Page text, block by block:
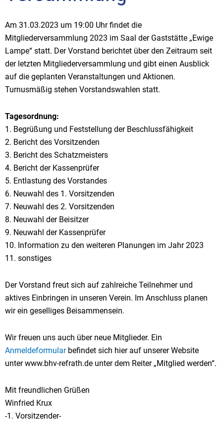
Am 31.03.2023 um 19:00 Uhr findet die
Mitgliederversammlung 2023 im Saal der Gaststätte „Ewige
Lampe“ statt. Der Vorstand berichtet über den Zeitraum seit
der letzten Mitgliederversammlung und gibt einen Ausblick
auf die geplanten Veranstaltungen und Aktionen.
Turnusmäßig stehen Vorstandswahlen statt.
Tagesordnung:
1. Begrüßung und Feststellung der Beschlussfähigkeit
2. Bericht des Vorsitzenden
3. Bericht des Schatzmeisters
4. Bericht der Kassenprüfer
5. Entlastung des Vorstandes
6. Neuwahl des 1. Vorsitzenden
7. Neuwahl des 2. Vorsitzenden
8. Neuwahl der Beisitzer
9. Neuwahl der Kassenprüfer
10. Information zu den weiteren Planungen im Jahr 2023
11. sonstiges
Der Vorstand freut sich auf zahlreiche Teilnehmer und
aktives Einbringen in unseren Verein. Im Anschluss planen
wir ein geselliges Beisammensein.
Wir freuen uns auch über neue Mitglieder. Ein
Anmeldeformularbefindet sich hier auf unserer Website
unter www.bhv-refrath.de unter dem Reiter „Mitglied werden“.
Mit freundlichen Grüßen
Winfried Krux
-1. Vorsitzender-